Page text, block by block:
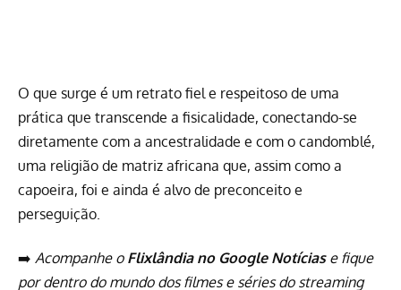
O que surge é um retrato fiel e respeitoso de uma
prática que transcende a fisicalidade, conectando-se
diretamente com a ancestralidade e com o candomblé,
uma religião de matriz africana que, assim como a
capoeira, foi e ainda é alvo de preconceito e
perseguição.
➡️ Acompanhe o Flixlândia no Google Notíciase fique
por dentro do mundo dos filmes e séries do streaming